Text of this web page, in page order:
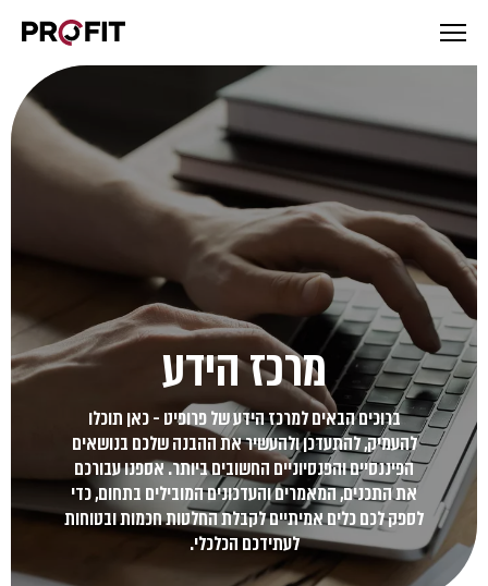
מרכז הידע
ברוכים הבאים למרכז הידע של פרופיט - כאן תוכלו
להעמיק, להתעדכן ולהעשיר את ההבנה שלכם בנושאים
הפיננסיים והפנסיוניים החשובים ביותר. אספנו עבורכם
את התכנים, המאמרים והעדכונים המובילים בתחום, כדי
לספק לכם כלים אמיתיים לקבלת החלטות חכמות ובטוחות
לעתידכם הכלכלי.